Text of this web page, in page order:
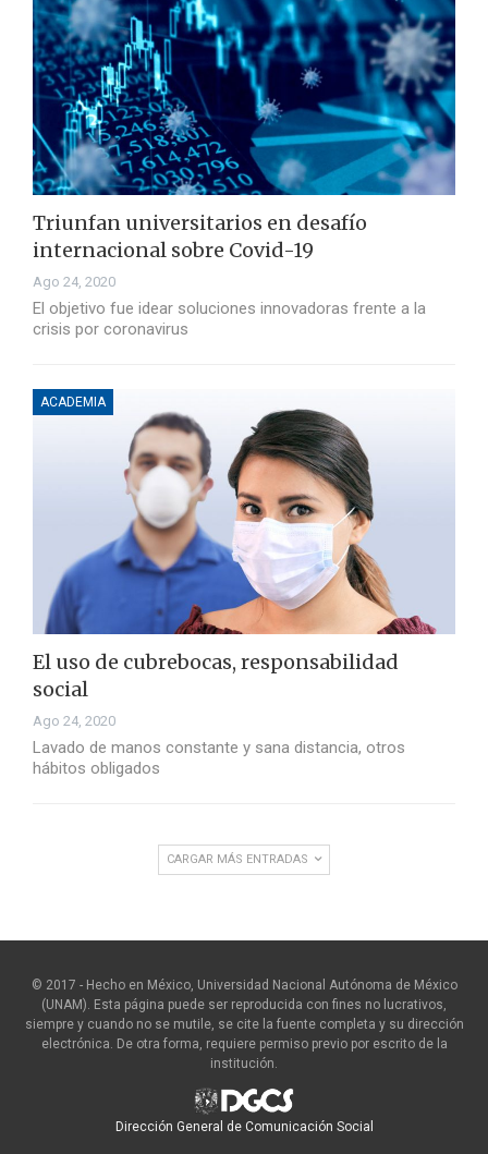
Triunfan universitarios en desafío
internacional sobre Covid-19
Ago 24, 2020
El objetivo fue idear soluciones innovadoras frente a la
crisis por coronavirus
ACADEMIA
El uso de cubrebocas, responsabilidad
social
Ago 24, 2020
Lavado de manos constante y sana distancia, otros
hábitos obligados
CARGAR MÁS ENTRADAS
© 2017 - Hecho en México, Universidad Nacional Autónoma de México
(UNAM). Esta página puede ser reproducida con fines no lucrativos,
siempre y cuando no se mutile, se cite la fuente completa y su dirección
electrónica. De otra forma, requiere permiso previo por escrito de la
institución.
Dirección General de Comunicación Social